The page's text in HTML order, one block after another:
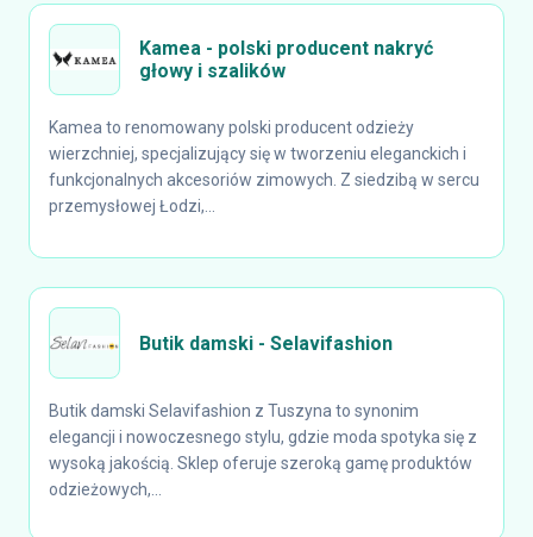
Kamea - polski producent nakryć
głowy i szalików
Kamea to renomowany polski producent odzieży
wierzchniej, specjalizujący się w tworzeniu eleganckich i
funkcjonalnych akcesoriów zimowych. Z siedzibą w sercu
przemysłowej Łodzi,...
Butik damski - Selavifashion
Butik damski Selavifashion z Tuszyna to synonim
elegancji i nowoczesnego stylu, gdzie moda spotyka się z
wysoką jakością. Sklep oferuje szeroką gamę produktów
odzieżowych,...